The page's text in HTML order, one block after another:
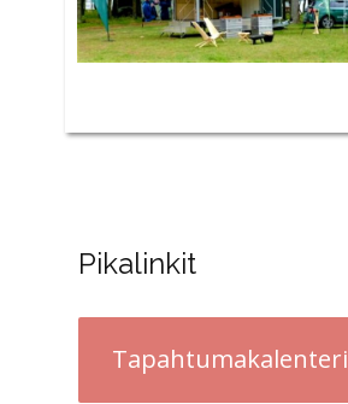
Pikalinkit
Tapahtumakalenteri